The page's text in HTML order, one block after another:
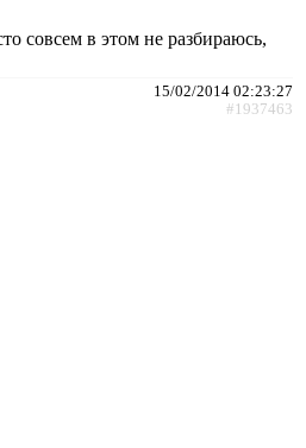
совсем в этом не разбираюсь,
15/02/2014 02:23:27
#1937463